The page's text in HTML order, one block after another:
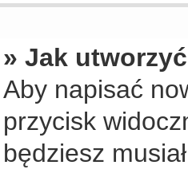
» Jak
Aby napisać
przycisk
będziesz